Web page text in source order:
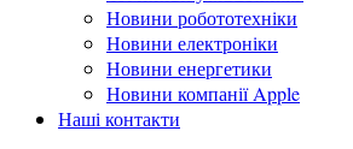
Новини робототехніки
Новини електроніки
Новини енергетики
Новини компанії Apple
Наші контакти